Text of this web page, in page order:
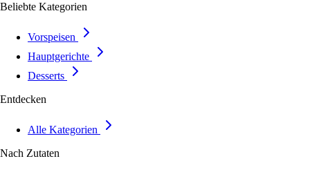
Beliebte Kategorien
Vorspeisen
Hauptgerichte
Desserts
Entdecken
Alle Kategorien
Nach Zutaten